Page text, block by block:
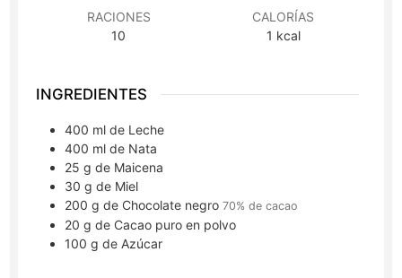
RACIONES
10
CALORÍAS
1 kcal
INGREDIENTES
400 ml de Leche
400 ml de Nata
25 g de Maicena
30 g de Miel
200 g de Chocolate negro 70% de cacao
20 g de Cacao puro en polvo
100 g de Azúcar